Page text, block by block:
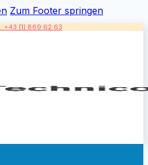
Zum Footer springen
+43 (1) 869 62 63